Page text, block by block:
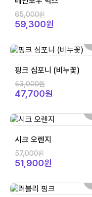
65,000원
59,300원
핑크 심포니 (비누꽃)
53,000원
47,700원
시크 오렌지
57,000원
51,900원